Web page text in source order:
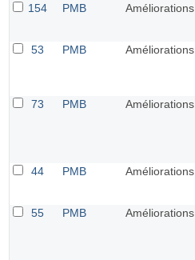
154 PMB Améliorations
53 PMB Améliorations
73 PMB Améliorations
44 PMB Améliorations
55 PMB Améliorations